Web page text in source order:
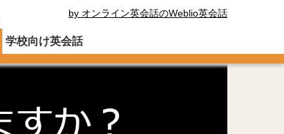
by オンライン英会話のWeblio英会話
学校向け英会話